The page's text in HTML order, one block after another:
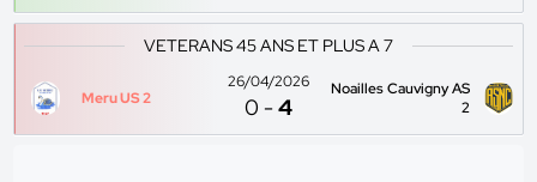
VETERANS 45 ANS ET PLUS A 7
Meru US 2
26/04/2026
0 -4
Noailles Cauvigny AS
2